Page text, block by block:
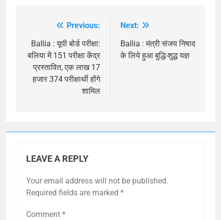
navigation
Previous:
Ballia : यूपी बोर्ड परीक्षा:
बलिया में 151 परीक्षा केंद्र
प्रस्तावित, एक लाख 17
हजार 374 परीक्षार्थी होंगे
शामिल
Next:
Ballia : मंत्री संजय निषाद
के लिये हुआ बुद्धि-शुद्ध यज्ञ
LEAVE A REPLY
Your email address will not be published.
Required fields are marked *
Comment *